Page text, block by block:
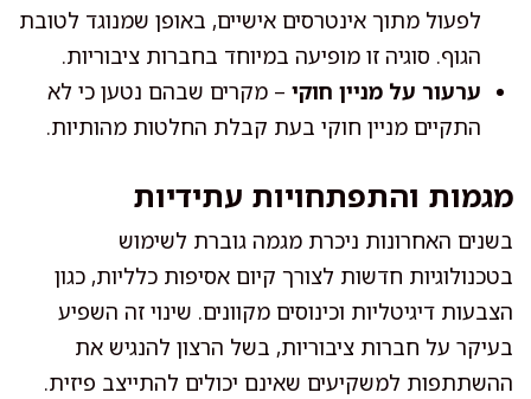
לפעול מתוך אינטרסים אישיים, באופן שמנוגד לטובת
הגוף. סוגיה זו מופיעה במיוחד בחברות ציבוריות.
ערעור על מניין חוקי – מקרים שבהם נטען כי לא
התקיים מניין חוקי בעת קבלת החלטות מהותיות.
מגמות והתפתחויות עתידיות
בשנים האחרונות ניכרת מגמה גוברת לשימוש
בטכנולוגיות חדשות לצורך קיום אסיפות כלליות, כגון
הצבעות דיגיטליות וכינוסים מקוונים. שינוי זה השפיע
בעיקר על חברות ציבוריות, בשל הרצון להנגיש את
ההשתתפות למשקיעים שאינם יכולים להתייצב פיזית.